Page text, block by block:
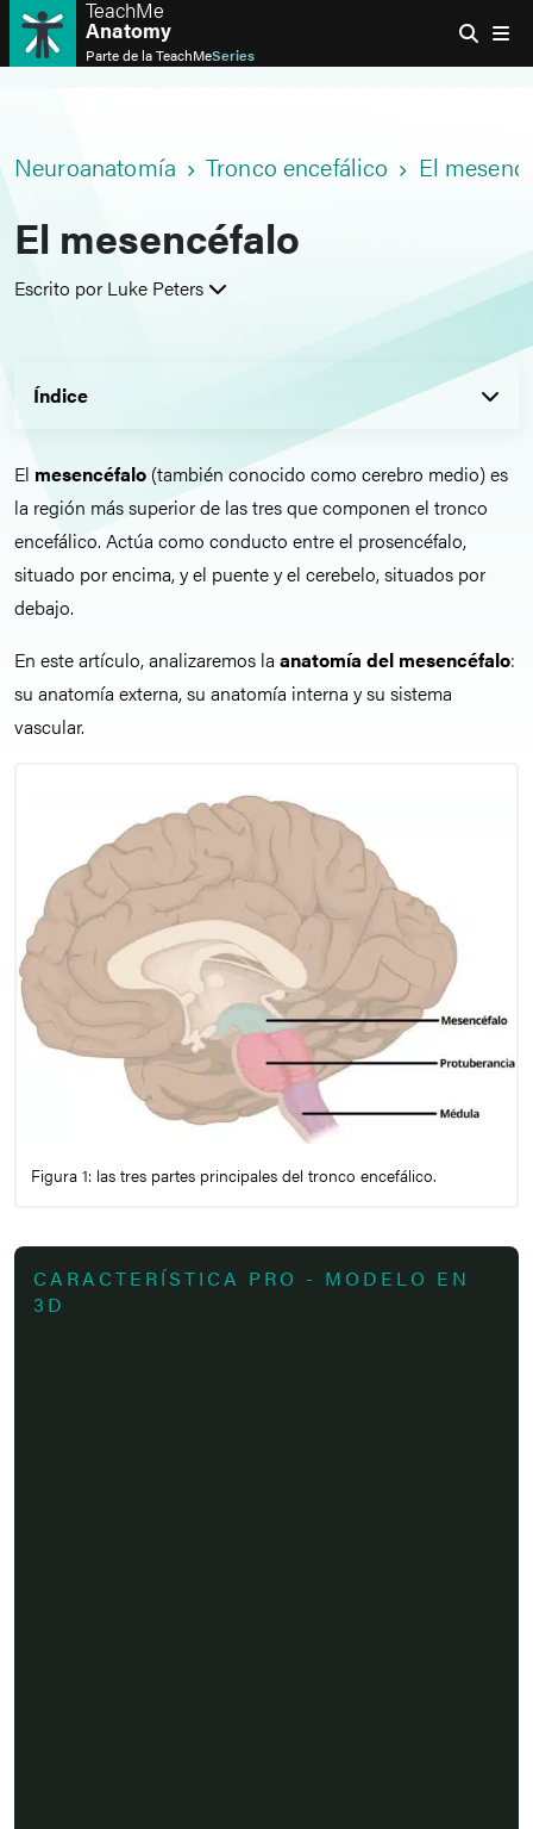
TeachMe
Anatomy
Parte de laTeachMeSeries
Neuroanatomía Tronco encefálico El
El mesencéfalo
Escrito por Luke Peters
Índice
El mesencéfalo (también conocido como cerebro medio) es
la región más superior de las tres que componen el tronco
encefálico. Actúa como conducto entre el prosencéfalo,
situado por encima, y el puente y el cerebelo, situados por
debajo.
En este artículo, analizaremos la anatomía del mesencéfalo:
su anatomía externa, su anatomía interna y su sistema
vascular.
Figura 1: las tres partes principales del tronco encefálico.
CARACTERÍSTICA PRO - MODELO EN
3D